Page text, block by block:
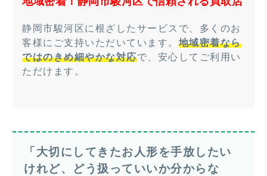
静岡市駿河区に根ざしたサービスで、多くのお
客様にご支持いただいています。 地域密着なら
ではのきめ細やかな対応で、安心してご利用い
ただけます。
「大切にしてきたお人形を手放したい
けれど、どう扱っていいか分からな